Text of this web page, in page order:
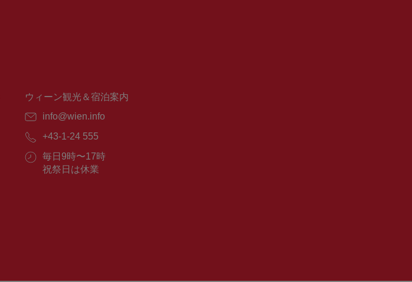
ウィーン観光＆宿泊案内
E
ー
ル：
info@wien.info
電
番
号：
+43-1-24 555
営
業
毎日9時〜17時
祝祭日は休業